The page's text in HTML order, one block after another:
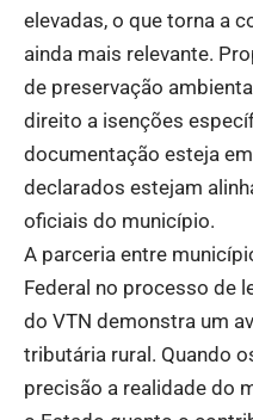
elevadas, o que torna a
ainda mais relevante.
de preservação
direito a isenções
documentação esteja
declarados estejam
oficiais do município.
A parceria entre
Federal no processo de
do VTN demonstra um
tributária rural. Quando
precisão a realidade do